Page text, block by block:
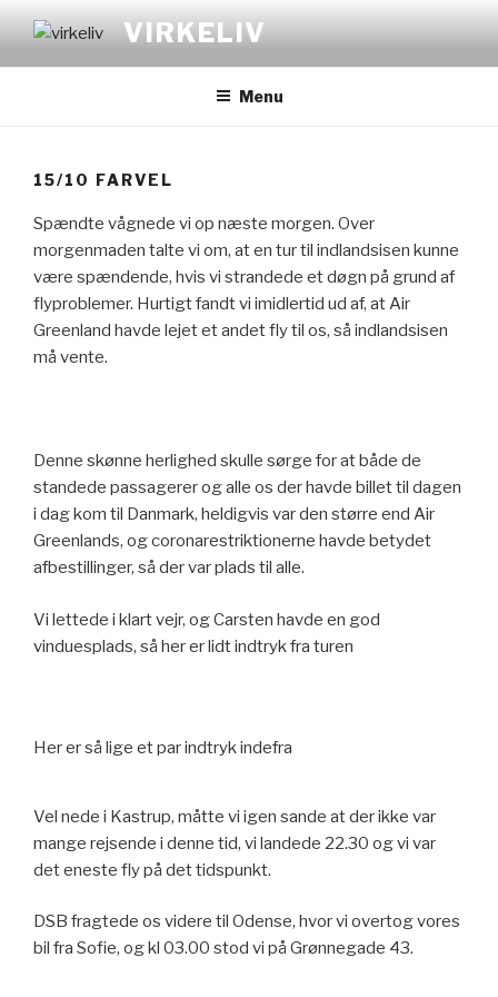
indhold
VIRKELIV
Menu
15/10 FARVEL
Spændte vågnede vi op næste morgen. Over
morgenmaden talte vi om, at en tur til indlandsisen kunne
være spændende, hvis vi strandede et døgn på grund af
flyproblemer. Hurtigt fandt vi imidlertid ud af, at Air
Greenland havde lejet et andet fly til os, så indlandsisen
må vente.
Denne skønne herlighed skulle sørge for at både de
standede passagerer og alle os der havde billet til dagen
i dag kom til Danmark, heldigvis var den større end Air
Greenlands, og coronarestriktionerne havde betydet
afbestillinger, så der var plads til alle.
Vi lettede i klart vejr, og Carsten havde en god
vinduesplads, så her er lidt indtryk fra turen
Her er så lige et par indtryk indefra
Vel nede i Kastrup, måtte vi igen sande at der ikke var
mange rejsende i denne tid, vi landede 22.30 og vi var
det eneste fly på det tidspunkt.
DSB fragtede os videre til Odense, hvor vi overtog vores
bil fra Sofie, og kl 03.00 stod vi på Grønnegade 43.